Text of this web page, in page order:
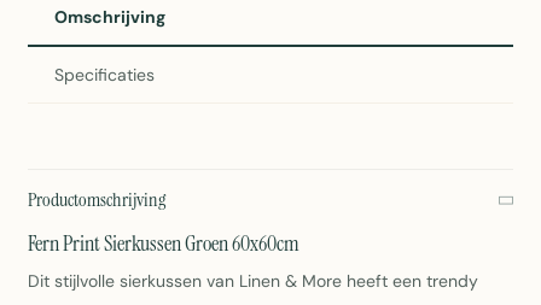
Omschrijving
Specificaties
Productomschrijving
Fern Print Sierkussen Groen 60x60cm
Dit stijlvolle sierkussen van Linen & More heeft een trendy